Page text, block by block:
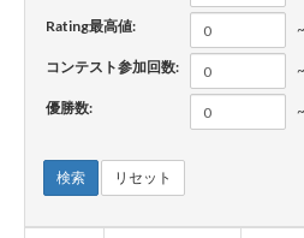
Rating最高値: ~
コンテスト参加回数: ~
優勝数: ~
検索 リセット